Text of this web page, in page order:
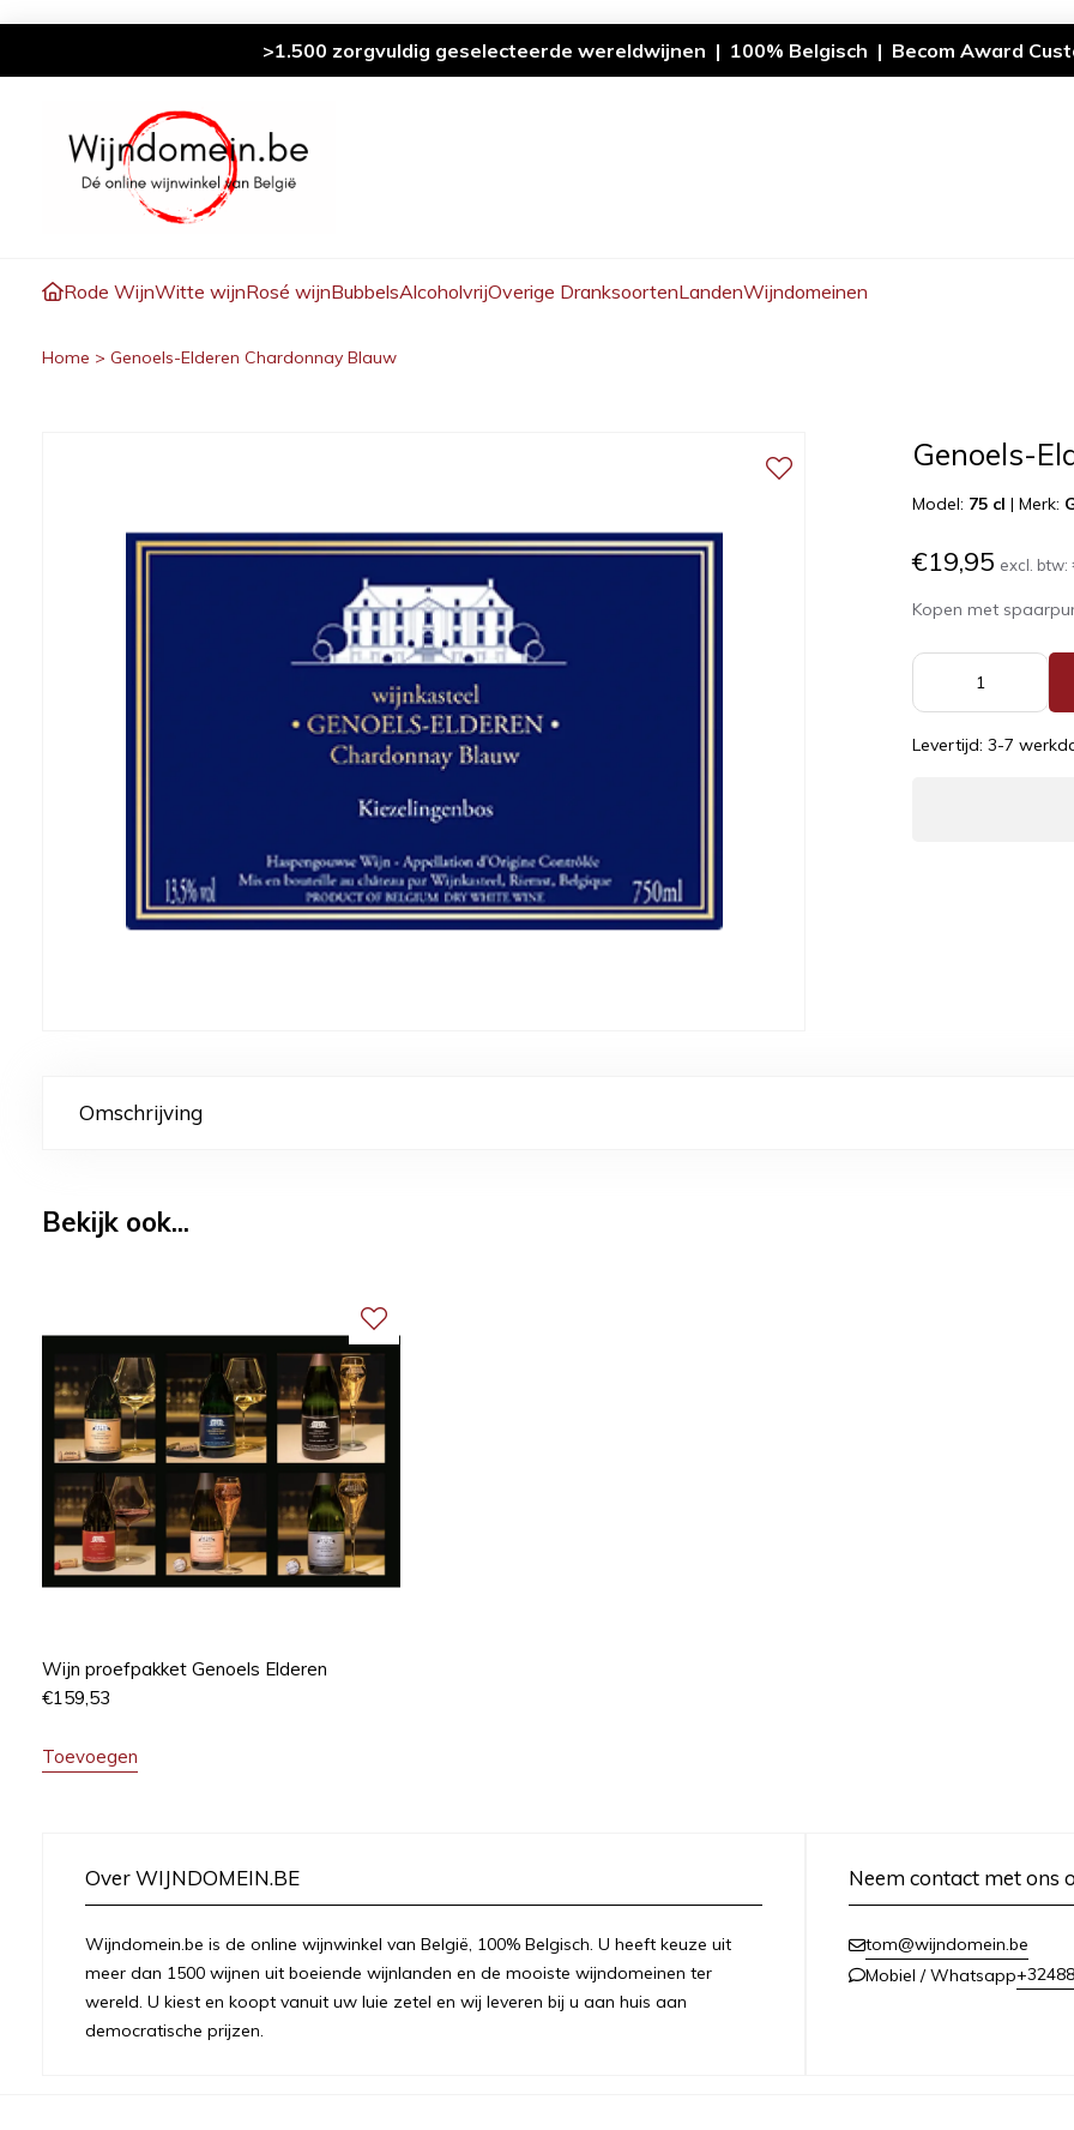
>1.500 zorgvuldig geselecteerde wereldwijnen | 100% Belgisch | Becom Award
Rode WijnWitte wijnRosé wijnBubbelsAlcoholvrijOverige DranksoortenLandenWijndomeinen
Home > Genoels-Elderen Chardonnay Blauw
Genoels-
Model: 75 cl |Merk:
€19,95 excl. btw:
Kopen met
Levertijd: 3-7
Omschrijving
Bekijk ook...
Wijn proefpakket Genoels Elderen
€159,53
Toevoegen
Over WIJNDOMEIN.BE
Wijndomein.be is de online wijnwinkel van België, 100% Belgisch. U heeft keuze uit
meer dan 1500 wijnen uit boeiende wijnlanden en de mooiste wijndomeinen ter
wereld. U kiest en koopt vanuit uw luie zetel en wij leveren bij u aan huis aan
democratische prijzen.
Neem contact met ons
tom@wijndomein.be
Mobiel / Whatsapp